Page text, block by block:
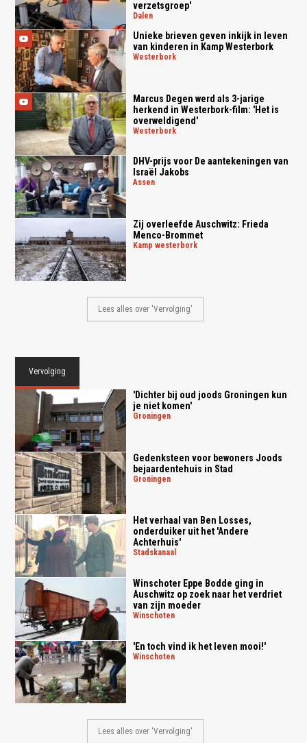
verzetsgroep'
dalen
Unieke brieven geven inkijk in leven
van kinderen in Kamp Westerbork
westerbork
Marcus Degen werd als 3-jarige
herkend in Westerbork-film: 'Het is
overweldigend'
westerbork
DHV-prijs voor De aantekeningen van
Israël Jakobs
assen
Zij overleefde Auschwitz: Frieda
Menco-Brommet
kamp westerbork
Lees alles over 'Vervolging'
Vervolging
'Dichter bij oud joods Groningen kun
je niet komen'
groningen
Gedenksteen voor bewoners Joods
bejaardentehuis in Stad
groningen
Het verhaal van Ben Losses,
onderduiker uit het 'Andere
Achterhuis'
stadskanaal
Winschoter Eppe Bodde ging in
Auschwitz op zoek naar het verdriet
van zijn moeder
winschoten
'En toch vind ik het leven mooi!'
winschoten
Lees alles over 'Vervolging'